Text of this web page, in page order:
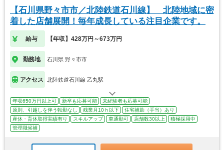
【石川県野々市市／北陸鉄道石川線】 北陸地域に密
着した店舗展開！毎年成長している注目企業です。
給与 【年収】428万円～673万円
勤務地 石川県 野々市市
アクセス 北陸鉄道石川線 乙丸駅
年収650万円以上可 新卒も応募可能
未経験者も応募可能
原則、引越しを伴う転勤なし
残業月10ｈ以下
住宅補助（手当）あり
産休・育休取得実績有り
スキルアップ 車通勤可 店舗数30以上
積極採用中
管理職候補